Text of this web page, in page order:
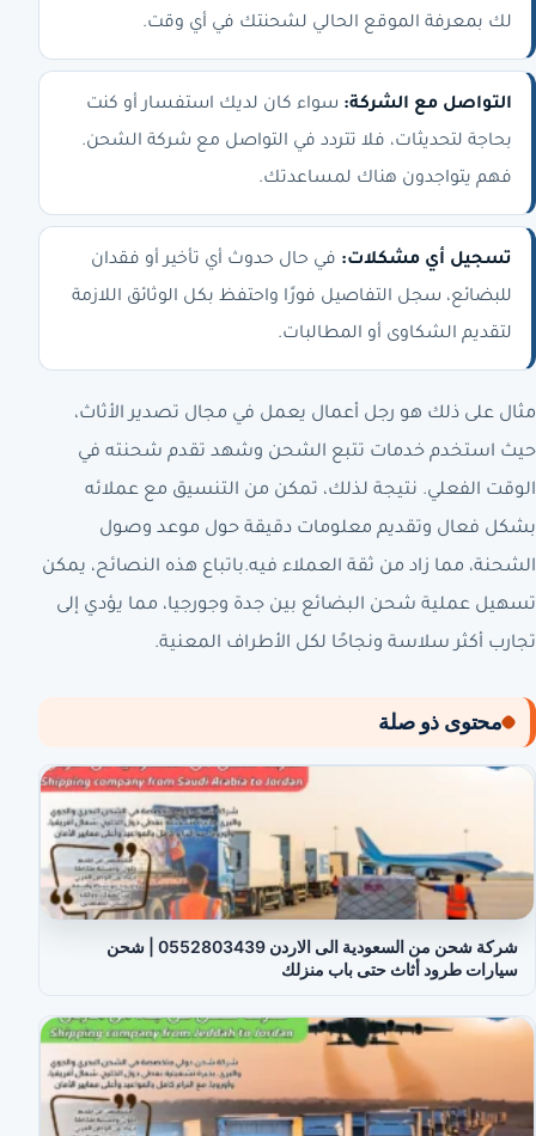
لك بمعرفة الموقع الحالي لشحنتك في أي وقت.
التواصل مع الشركة: سواء كان لديك استفسار أو كنت
بحاجة لتحديثات، فلا تتردد في التواصل مع شركة الشحن.
فهم يتواجدون هناك لمساعدتك.
تسجيل أي مشكلات: في حال حدوث أي تأخير أو فقدان
للبضائع، سجل التفاصيل فورًا واحتفظ بكل الوثائق اللازمة
لتقديم الشكاوى أو المطالبات.
مثال على ذلك هو رجل أعمال يعمل في مجال تصدير الأثاث،
حيث استخدم خدمات تتبع الشحن وشهد تقدم شحنته في
الوقت الفعلي. نتيجة لذلك، تمكن من التنسيق مع عملائه
بشكل فعال وتقديم معلومات دقيقة حول موعد وصول
الشحنة، مما زاد من ثقة العملاء فيه.باتباع هذه النصائح، يمكن
تسهيل عملية شحن البضائع بين جدة وجورجيا، مما يؤدي إلى
تجارب أكثر سلاسة ونجاحًا لكل الأطراف المعنية.
محتوى ذو صلة
شركة شحن من السعودية الى الاردن 0552803439 | شحن
سيارات طرود أثاث حتى باب منزلك